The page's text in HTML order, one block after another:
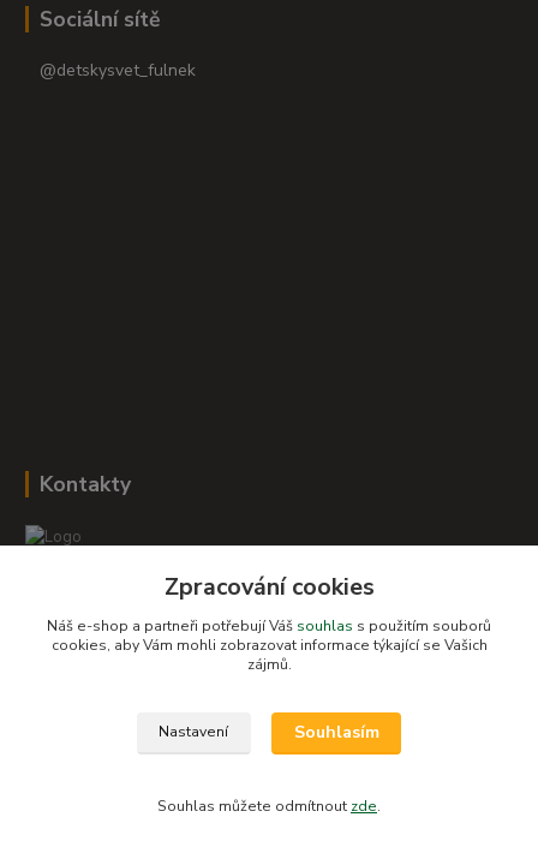
Sociální sítě
@detskysvet_fulnek
Kontakty
+420 604 278 943
obchod-detskysvet@seznam.cz
Zpracování cookies
Náš e-shop a partneři potřebují Váš souhlas s použitím souborů
cookies, aby Vám mohli zobrazovat informace týkající se Vašich
zájmů.
Nastavení Souhlasím
Souhlas můžete odmítnout zde.